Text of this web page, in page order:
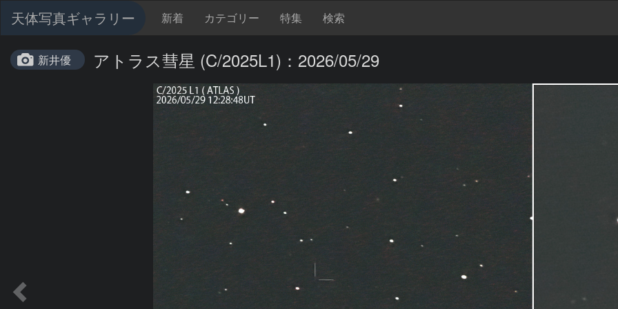
天体写真ギャラリー 新着 カテゴリー 特集 検索
新井優 アトラス彗星 (C/2025L1)：2026/05/29